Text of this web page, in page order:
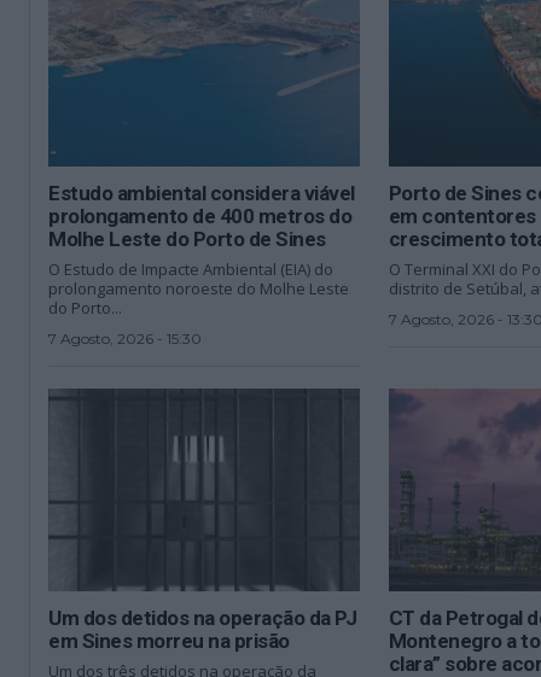
Estudo ambiental considera viável
prolongamento de 400 metros do
Molhe Leste do Porto de Sines
O Estudo de Impacte Ambiental (EIA) do
prolongamento noroeste do Molhe Leste
do Porto...
7 Agosto, 2026 - 15:30
Porto de Sines
em contentores
crescimento
O Terminal XXI do
distrito de Setúbal,
7 Agosto, 2026 - 13:30
Um dos detidos na operação da PJ
em Sines morreu na prisão
Um dos três detidos na operação da
CT da Petrogal
Montenegro a
clara” sobre